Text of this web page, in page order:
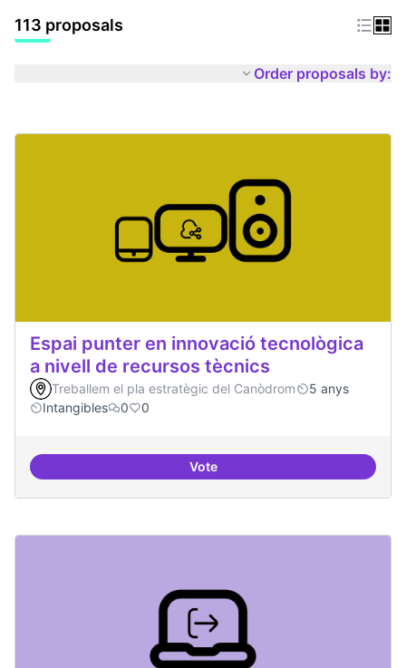
113 proposals
Order proposals by:
Espai punter en innovació tecnològica
a nivell de recursos tècnics
Treballem el pla estratègic del Canòdrom
5 anys
Intangibles
0 0
VoteEspai punter en innovació